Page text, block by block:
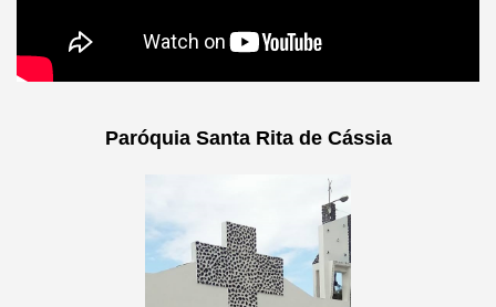
Paróquia Santa Rita de Cássia